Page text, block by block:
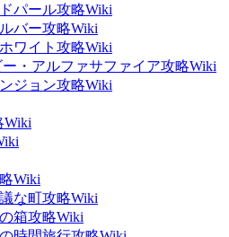
パール攻略Wiki
バー攻略Wiki
ワイト攻略Wiki
・アルファサファイア攻略Wiki
ジョン攻略Wiki
Wiki
Wiki
な町攻略Wiki
箱攻略Wiki